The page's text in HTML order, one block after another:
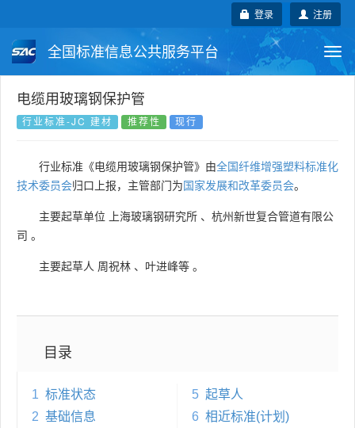
注册
登录
全国标准信息公共服务平台
国家标准
国外标准 技术委员会
电缆用玻璃钢保护管
行业标准-JC 建材 推荐性 现行
行业标准《电缆用玻璃钢保护管》由全国纤维增强塑料标准化
技术委员会归口上报，主管部门为国家发展和改革委员会。
主要起草单位 上海玻璃钢研究所 、 杭州新世复合管道有限公
司 。
主要起草人 周祝林 、 叶进峰等 。
目录
1 标准状态
2 基础信息
5 起草人
6 相近标准(计划)